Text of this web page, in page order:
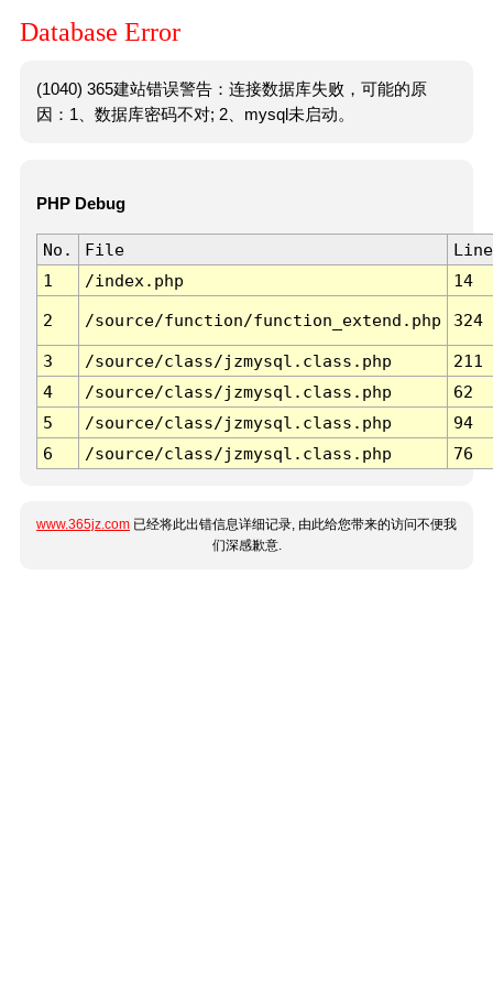
Database Error
(1040) 365建站错误警告：连接数据库失败，可能的原
因：1、数据库密码不对; 2、mysql未启动。
PHP Debug
No. File
Line
1
/index.php 14
2 /source/function/function_extend.php 324
3 /source/class/jzmysql.class.php
211
4
/source/class/jzmysql.class.php
62
5
/source/class/jzmysql.class.php
94
6
/source/class/jzmysql.class.php 76
www.365jz.com 已经将此出错信息详细记录, 由此给您带来的访问不便我
们深感歉意.